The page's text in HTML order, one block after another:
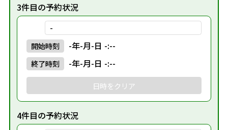
3件目の予約状況
-
開始時刻 -年-月-日 -:--
終了時刻 -年-月-日 -:--
日時をクリア
4件目の予約状況